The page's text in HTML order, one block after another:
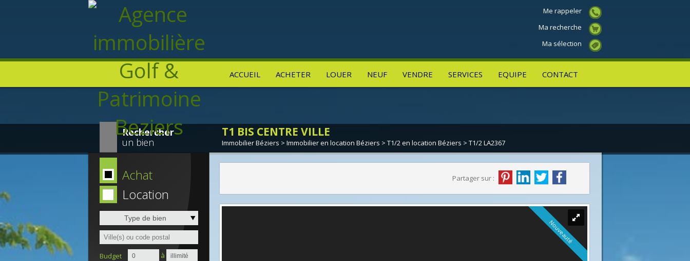
ACCUEIL ACHETER LOUER NEUF VENDRE SERVICES EQUIPE CONTACT
Me rappeler
Ma recherche
Ma sélection
Rechercher
un bien
T1 BIS CENTRE VILLE
Immobilier Béziers > Immobilier en location Béziers > T1/2 en location Béziers > T1/2 LA2367
Achat
Location
Type de bien
Budget à
Partager sur :
Nouveauté